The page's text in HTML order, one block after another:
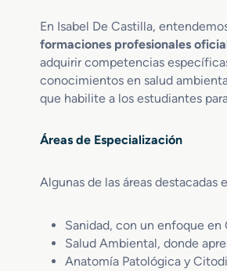
En Isabel De Castilla,
formaciones profesionales
adquirir competencias
conocimientos en salud
que habilite a los estudiantes
Áreas de Especialización
Algunas de las áreas
Sanidad, con un enfoque en
Salud Ambiental, donde
Anatomía Patológica y